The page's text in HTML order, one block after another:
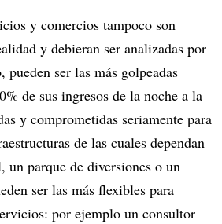
y comercios tampoco son
y debieran ser analizadas por
pueden ser las más golpeadas
de sus ingresos de la noche a la
y comprometidas seriamente para
de las cuales dependan
un parque de diversiones o un
ser las más flexibles para
por ejemplo un consultor